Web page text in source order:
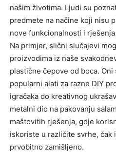
našim životima. Ljudi su
predmete na načine koji nisu
nove funkcionalnosti i
Na primjer, slični slučajevi
proizvodima iz naše
plastične čepove od boca.
popularni alati za razne DIY
igračaka do kreativnog
metalni dio na pakovanju
maštovitih rješenja, gdje
iskoriste u različite svrhe, čak
prvobitno zamišljeno.